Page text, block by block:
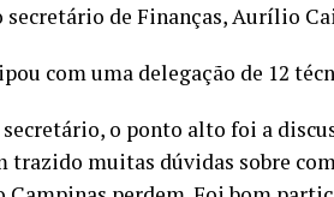
secretário de Finanças, Aurílio
com uma delegação de 12
o ponto alto foi a
trazido muitas dúvidas sobre